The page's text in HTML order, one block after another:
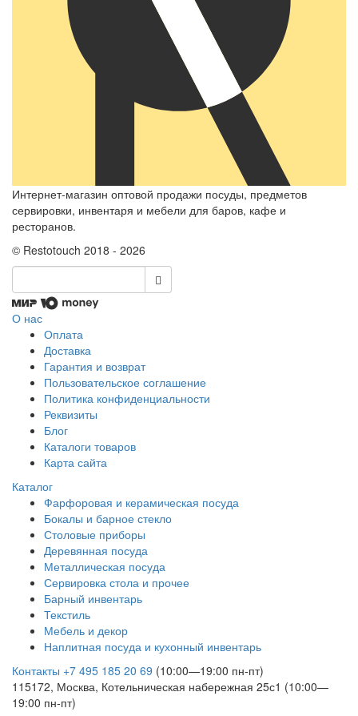
Интернет-магазин оптовой продажи посуды, предметов
сервировки, инвентаря и мебели для баров, кафе и
ресторанов.
© Restotouch 2018 - 2026
О нас
Оплата
Доставка
Гарантия и возврат
Пользовательское соглашение
Политика конфиденциальности
Реквизиты
Блог
Каталоги товаров
Карта сайта
Каталог
Фарфоровая и керамическая посуда
Бокалы и барное стекло
Столовые приборы
Деревянная посуда
Металлическая посуда
Сервировка стола и прочее
Барный инвентарь
Текстиль
Мебель и декор
Наплитная посуда и кухонный инвентарь
Контакты +7 495 185 20 69 (10:00—19:00 пн-пт)
115172, Москва, Котельническая набережная 25с1 (10:00—
19:00 пн-пт)